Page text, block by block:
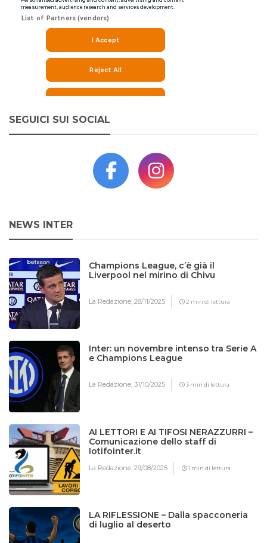
SEGUICI SUI SOCIAL
NEWS INTER
Champions League, c’è già il
Liverpool nel mirino di Chivu
La Redazione,28/11/2025 2 min di lettura
Inter: un novembre intenso tra Serie A
e Champions League
La Redazione,31/10/2025 3 min di lettura
AI LETTORI E AI TIFOSI NERAZZURRI –
Comunicazione dello staff di
Iotifointer.it
La Redazione,29/08/2025 1 min di lettura
LA RIFLESSIONE – Dalla spacconeria
di luglio al deserto